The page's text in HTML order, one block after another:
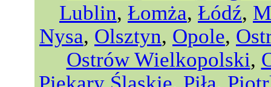
Lublin, Łomża, Łódź,
Nysa, Olsztyn, Opole,
Ostrów Wielkopolski,